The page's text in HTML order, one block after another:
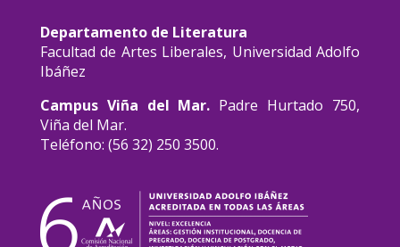
Departamento de Literatura
Facultad de Artes Liberales, Universidad Adolfo
Ibáñez
Campus Viña del Mar. Padre Hurtado 750,
Viña del Mar.
Teléfono: (56 32) 250 3500.